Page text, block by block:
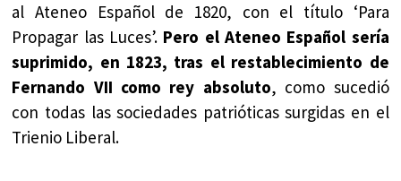
al Ateneo Español de 1820, con el título ‘Para
Propagar las Luces’. Pero el Ateneo Español sería
suprimido, en 1823, tras el restablecimiento de
Fernando VII como rey absoluto, como sucedió
con todas las sociedades patrióticas surgidas en el
Trienio Liberal.